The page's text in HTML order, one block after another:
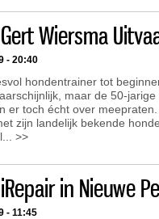
Wiersma
- 20:40
hondentrainer tot
maar de 50-jarige
er toch écht over
zijn landelijk bekende
>>
in Nieuwe
- 11:45